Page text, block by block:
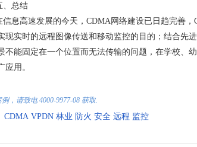
、总结
信息高速发展的今天，CDMA网络建设已日趋完善
现实时的远程图像传送和移动监控的目的；结合先
不能固定在一个位置而无法传输的问题，在学校、
应用。
例，请致电 4000-9977-08 获取.
CDMA VPDN 林业 防火 安全 远程 监控